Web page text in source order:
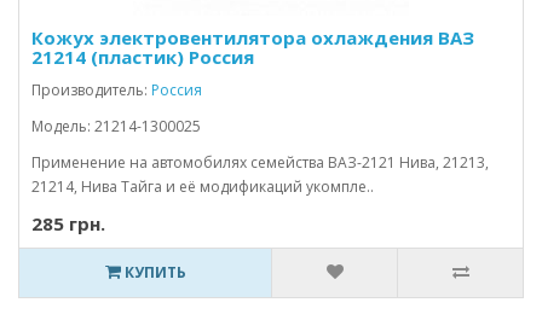
Кожух электровентилятора охлаждения ВАЗ
21214 (пластик) Россия
Производитель: Россия
Модель: 21214-1300025
Применение на автомобилях семейства ВАЗ-2121 Нива, 21213,
21214, Нива Тайга и её модификаций укомпле..
285 грн.
КУПИТЬ